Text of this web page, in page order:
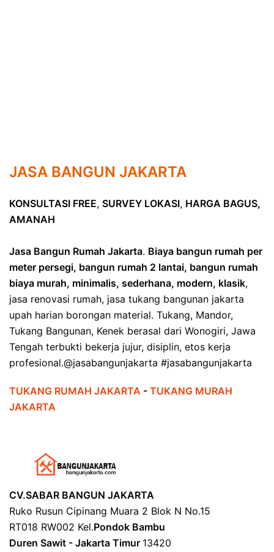
JASA BANGUN JAKARTA
KONSULTASI FREE, SURVEY LOKASI, HARGA BAGUS,
AMANAH
Jasa Bangun Rumah Jakarta. Biaya bangun rumah per
meter persegi, bangun rumah 2 lantai, bangun rumah
biaya murah, minimalis, sederhana, modern, klasik,
jasa renovasi rumah, jasa tukang bangunan jakarta
upah harian borongan material. Tukang, Mandor,
Tukang Bangunan, Kenek berasal dari Wonogiri, Jawa
Tengah terbukti bekerja jujur, disiplin, etos kerja
profesional.@jasabangunjakarta #jasabangunjakarta
TUKANG RUMAH JAKARTA - TUKANG MURAH
JAKARTA
CV.SABAR BANGUN JAKARTA
Ruko Rusun Cipinang Muara 2 Blok N No.15
RT018 RW002 Kel.Pondok Bambu
Duren Sawit - Jakarta Timur 13420